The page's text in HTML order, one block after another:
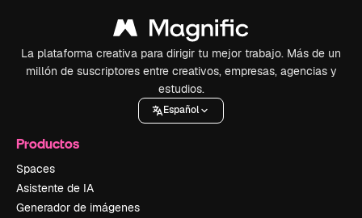
La plataforma creativa para dirigir tu mejor trabajo. Más de un
millón de suscriptores entre creativos, empresas, agencias y
estudios.
Español
Productos
Spaces
Asistente de IA
Generador de imágenes